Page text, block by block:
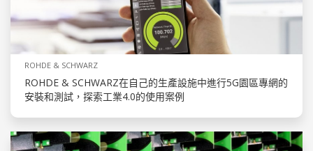
ROHDE & SCHWARZ
ROHDE & SCHWARZ在自己的生產設施中進行5G園區專網的
安裝和測試，探索工業4.0的使用案例